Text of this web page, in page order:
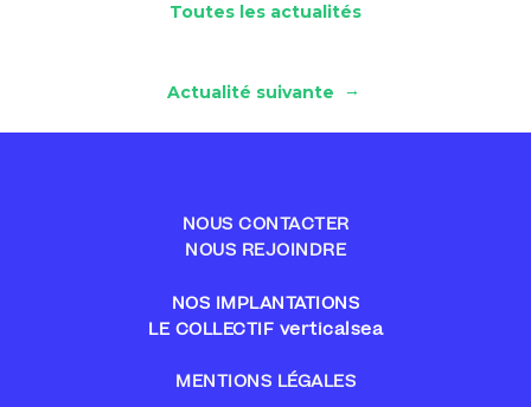
Toutes les actualités
Actualité suivante →
NOUS CONTACTER
NOUS REJOINDRE
NOS IMPLANTATIONS
LE COLLECTIF verticalsea
MENTIONS LÉGALES